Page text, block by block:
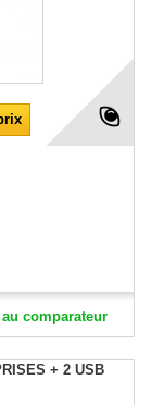
comparateur
+ 2 USB